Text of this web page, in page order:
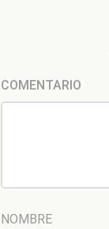
COMENTARIO
NOMBRE